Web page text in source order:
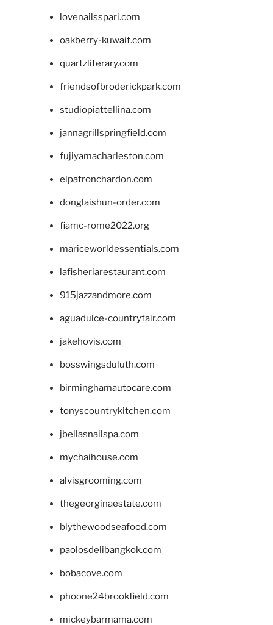
lovenailsspari.com
oakberry-kuwait.com
quartzliterary.com
friendsofbroderickpark.com
studiopiattellina.com
jannagrillspringfield.com
fujiyamacharleston.com
elpatronchardon.com
donglaishun-order.com
fiamc-rome2022.org
mariceworldessentials.com
lafisheriarestaurant.com
915jazzandmore.com
aguadulce-countryfair.com
jakehovis.com
bosswingsduluth.com
birminghamautocare.com
tonyscountrykitchen.com
jbellasnailspa.com
mychaihouse.com
alvisgrooming.com
thegeorginaestate.com
blythewoodseafood.com
paolosdelibangkok.com
bobacove.com
phoone24brookfield.com
mickeybarmama.com